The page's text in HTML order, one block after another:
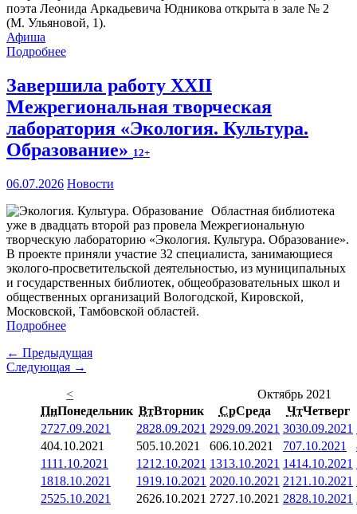
поэта Леонида Аркадьевича Юдникова открыта в зале № 2
(М. Ульяновой, 1).
Афиша
Подробнее
Завершила работу XXII
Межрегиональная творческая
лаборатория «Экология. Культура.
Образование» 12+
06.07.2026 Новости
Областная библиотека
уже в двадцать второй раз провела Межрегиональную
творческую лабораторию «Экология. Культура. Образование».
В проекте приняли участие 32 специалиста, занимающиеся
эколого-просветительской деятельностью, из муниципальных
и государственных библиотек, общеобразовательных школ и
общественных организаций Вологодской, Кировской,
Московской, Тамбовской областей.
Подробнее
← Предыдущая
Следующая →
<
Октябрь 2021
ПнПонедельник ВтВторник СрСреда ЧтЧетверг
2727.09.2021 2828.09.2021 2929.09.2021 3030.09.2021
404.10.2021 505.10.2021 606.10.2021 707.10.2021
1111.10.2021 1212.10.2021 1313.10.2021 1414.10.2021
1818.10.2021 1919.10.2021 2020.10.2021 21 21.10.2021
2525.10.2021 2626.10.2021 2727.10.2021 2828.10.2021